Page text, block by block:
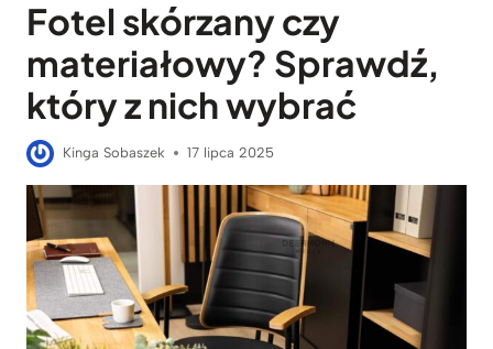
Fotel skórzany czy
materiałowy? Sprawdź,
który z nich wybrać
Kinga Sobaszek 17 lipca 2025